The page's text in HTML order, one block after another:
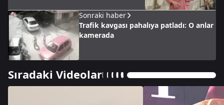
Sonraki haber
Trafik kavgası pahalıya patladı: O anlar
kamerada
Sıradaki Videolar